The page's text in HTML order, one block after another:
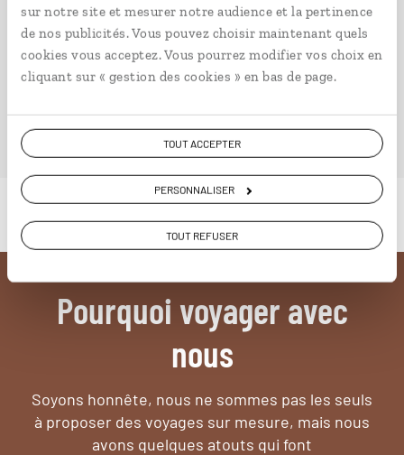
sur notre site et mesurer notre audience et la pertinence
de nos publicités. Vous pouvez choisir maintenant quels
cookies vous acceptez. Vous pourrez modifier vos choix en
cliquant sur « gestion des cookies » en bas de page.
TOUT ACCEPTER
PERSONNALISER
TOUT REFUSER
passionnent les découvertes et rencontres du bout du
monde, il fait naître une irrésistible envie d’aller voir
ailleurs.
Pourquoi voyager avec
nous
Soyons honnête, nous ne sommes pas les seuls
à proposer des voyages sur mesure, mais nous
avons quelques atouts qui font